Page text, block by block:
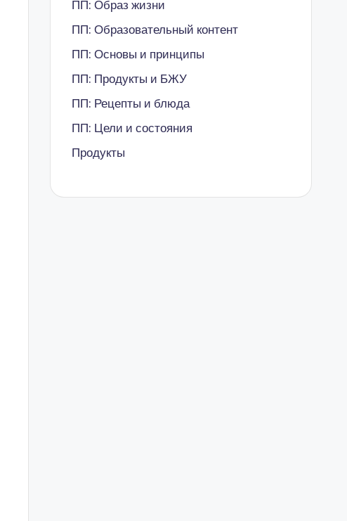
ПП: Образ жизни
ПП: Образовательный контент
ПП: Основы и принципы
ПП: Продукты и БЖУ
ПП: Рецепты и блюда
ПП: Цели и состояния
Продукты